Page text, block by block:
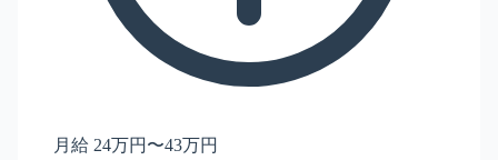
月給 24万円〜43万円